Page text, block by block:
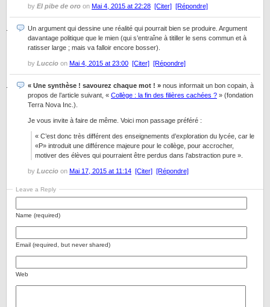
by El pibe de oro on Mai 4, 2015 at 22:28 [Citer] [Répondre]
Un argument qui dessine une réalité qui pourrait bien se produire. Argument
davantage politique que le mien (qui s’entraîne à titiller le sens commun et à
ratisser large ; mais va falloir encore bosser).
by Luccio on Mai 4, 2015 at 23:00 [Citer] [Répondre]
« Une synthèse ! savourez chaque mot ! » nous informait un bon copain, à
propos de l’article suivant, « Collège : la fin des filières cachées ? » (fondation
Terra Nova Inc.).
Je vous invite à faire de même. Voici mon passage préféré :
« C’est donc très différent des enseignements d’exploration du lycée, car le
«P» introduit une différence majeure pour le collège, pour accrocher,
motiver des élèves qui pourraient être perdus dans l’abstraction pure ».
by Luccio on Mai 17, 2015 at 11:14 [Citer] [Répondre]
Leave a Reply
Name (required)
Email (required, but never shared)
Web